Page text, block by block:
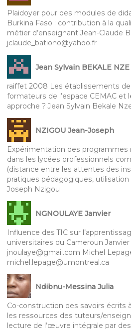
Plaidoyer pour des modules de
Burkina Faso : contribution à la
métier d’enseignant Jean-Claude
jclaude_bationo@yahoo.fr
Jean Sylvain BEKALE NZE
raiffet 2008 Les établissements
formateurs de l’espace CEMAC et
approche ? Jean Sylvain Bekale
NZIGOU Jean-Joseph
Expérimentation des programmes
dans les lycées professionnels
(distance entre les attentes des
pratiques pédagogiques, utilisation
Joseph Nzigou
NGNOULAYE Janvier
Influence des TIC sur
universitaires du Cameroun
jnoulaye@gmail.com Michel
michel.lepage@umontreal.ca
Ndibnu-Messina Julia
Co-construction des savoirs écrits
les ressources des tuteurs/
lecture de l’œuvre intégrale par